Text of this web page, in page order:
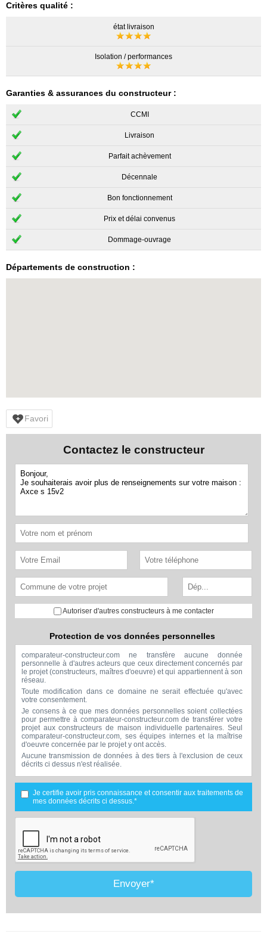
Critères qualité :
état livraison
Isolation / performances
Garanties & assurances du constructeur :
CCMI
Livraison
Parfait achèvement
Décennale
Bon fonctionnement
Prix et délai convenus
Dommage-ouvrage
Départements de construction :
Favori
Contactez le constructeur
Autoriser d'autres constructeurs à me contacter
Protection de vos données personnelles
comparateur-constructeur.com ne transfère aucune donnée
personnelle à d'autres acteurs que ceux directement concernés par
le projet (constructeurs, maîtres d'oeuvre) et qui appartiennent à son
réseau.
Toute modification dans ce domaine ne serait effectuée qu'avec
votre consentement.
Je consens à ce que mes données personnelles soient collectées
pour permettre à comparateur-constructeur.com de transférer votre
projet aux constructeurs de maison individuelle partenaires. Seul
comparateur-constructeur.com, ses équipes internes et la maîtrise
d'oeuvre concernée par le projet y ont accès.
Aucune transmission de données à des tiers à l'exclusion de ceux
décrits ci dessus n'est réalisée.
Mes données téléphoniques seront uniquement utilisées par
comparateur-constructeur.com et la maîtrise d'ouvrage concernée
par votre projet dans le cadre de la qualification et du suivi de mon
projet.
Les données sont conservées pendant une durée de 18 mois
courant à partir des derniers contacts effectifs entre comparateur-
constructeur.com et vous ou comparateur-constructeur.com et un
membre de la maîtrise d'oeuvre en rapport avec ce projet et qui
serait en relation avec comparateur-constructeur sur ce projet.
Conformément à la loi « informatique et libertés », vous pouvez
rectifier en contactant : Vitaweb, 7 bis rue de l'Héronière, 17220
SALLES-SUR-MER - FRANCE. Tél. 07.86.24.07.28 -
contact@comparateur-constructeur.com
Je certifie avoir pris connaissance et consentir aux traitements de
mes données décrits ci dessus.*
Envoyer*